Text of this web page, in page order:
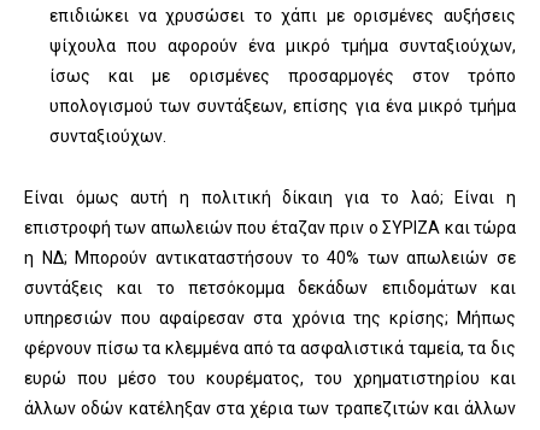
επιδιώκει να χρυσώσει το χάπι με ορισμένες αυξήσεις
ψίχουλα που αφορούν ένα μικρό τμήμα συνταξιούχων,
ίσως και με ορισμένες προσαρμογές στον τρόπο
υπολογισμού των συντάξεων, επίσης για ένα μικρό τμήμα
συνταξιούχων.
Είναι όμως αυτή η πολιτική δίκαιη για το λαό; Είναι η
επιστροφή των απωλειών που έταζαν πριν ο ΣΥΡΙΖΑ και τώρα
η ΝΔ; Μπορούν αντικαταστήσουν το 40% των απωλειών σε
συντάξεις και το πετσόκομμα δεκάδων επιδομάτων και
υπηρεσιών που αφαίρεσαν στα χρόνια της κρίσης; Μήπως
φέρνουν πίσω τα κλεμμένα από τα ασφαλιστικά ταμεία, τα δις
ευρώ που μέσο του κουρέματος, του χρηματιστηρίου και
άλλων οδών κατέληξαν στα χέρια των τραπεζιτών και άλλων